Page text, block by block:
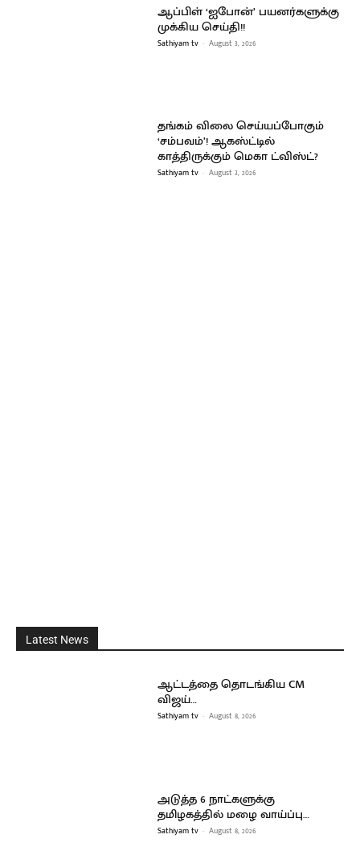
ஆப்பிள் ‘ஐபோன்’ பயனர்களுக்கு
முக்கிய செய்தி!!
Sathiyam tv - August 3, 2026
தங்கம் விலை செய்யப்போகும்
‘சம்பவம்’! ஆகஸ்ட்டில்
காத்திருக்கும் மெகா ட்விஸ்ட்?
Sathiyam tv - August 3, 2026
Latest News
ஆட்டத்தை தொடங்கிய CM
விஜய்…
Sathiyam tv - August 8, 2026
அடுத்த 6 நாட்களுக்கு
தமிழகத்தில் மழை வாய்ப்பு…
Sathiyam tv - August 8, 2026